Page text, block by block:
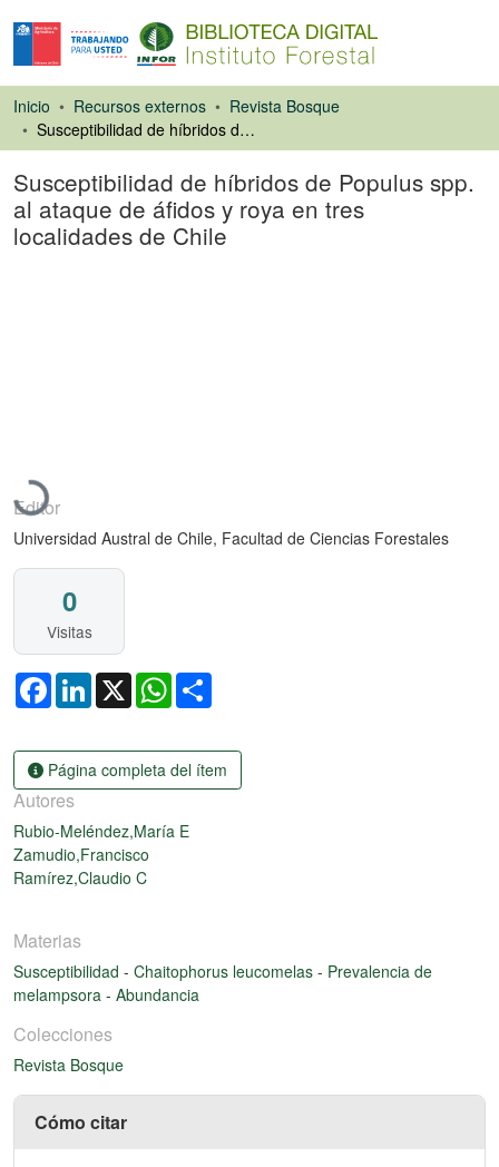
Inicio Recursos externos
Revista Bosque
Susceptibilidad de híbridos de Populus spp. al ataque de áfidos y roya en tres localidades de Chile
Susceptibilidad de híbridos de Populus spp.
al ataque de áfidos y roya en tres
localidades de Chile
Cargando...
Editor
Universidad Austral de Chile, Facultad de Ciencias Forestales
0
Visitas
FacebookLinkedIn
X WhatsApp
Página completa del ítem
Autores
Rubio-Meléndez,María E
Zamudio,Francisco
Ramírez,Claudio C
Materias
Susceptibilidad - Chaitophorus leucomelas - Prevalencia de
melampsora - Abundancia
Colecciones
Revista Bosque
Cómo citar